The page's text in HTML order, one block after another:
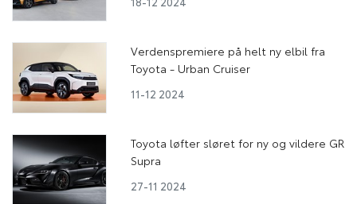
Verdenspremiere på helt ny elbil fra
Toyota - Urban Cruiser
11-12 2024
Toyota løfter sløret for ny og vildere GR
Supra
27-11 2024